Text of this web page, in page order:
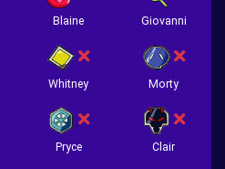
Blaine Giovanni
Whitney Morty
Pryce Clair